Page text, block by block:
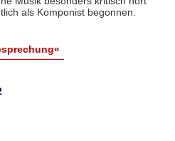
als Komponist begonnen.